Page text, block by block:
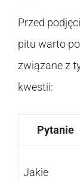
Przed
pitu warto
związane z
kwestii:
Pytanie
Jakie